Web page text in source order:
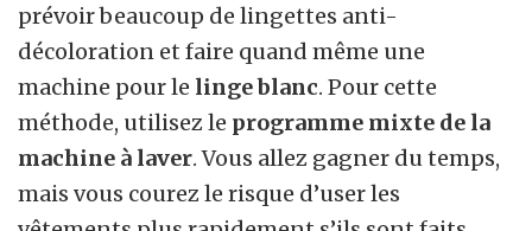
prévoir beaucoup de lingettes anti-
décoloration et faire quand même une
machine pour le linge blanc. Pour cette
méthode, utilisez le programme mixte de la
machine à laver. Vous allez gagner du temps,
mais vous courez le risque d’user les